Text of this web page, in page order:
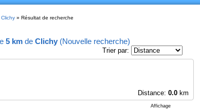
» Résultat de recherche
5 kmde Clichy(Nouvelle recherche)
Trier par:
Distance: 0.0km
Affichage